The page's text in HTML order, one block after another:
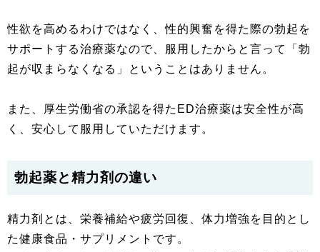
性欲を高めるわけではなく、性的興奮を得た際の勃起を
サポートする治療薬なので、服用したからと言って「勃
起が収まらなくなる」ということはありません。
また、厚生労働省の承認を得たED治療薬は安全性が高
く、安心して服用していただけます。
勃起薬と精力剤の違い
精力剤とは、栄養補給や疲労回復、体力増強を目的とし
た健康食品・サプリメントです。